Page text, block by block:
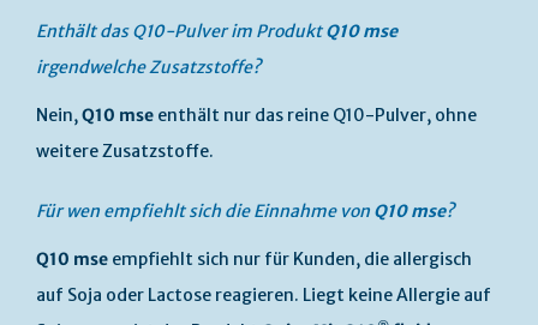
Enthält das Q10-Pulver im ProduktQ10 mse
irgendwelche Zusatzstoffe?
Nein,Q10 mse enthält nur das reine Q10-Pulver, ohne
weitere Zusatzstoffe.
Für wen empfiehlt sich die Einnahme von Q10 mse?
Q10 mse empfiehlt sich nur für Kunden, die allergisch
auf Soja oder Lactose reagieren. Liegt keine Allergie auf